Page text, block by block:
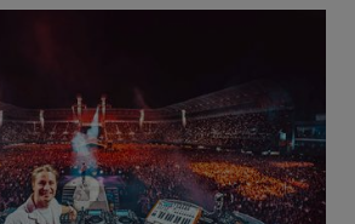
DJ-Pult